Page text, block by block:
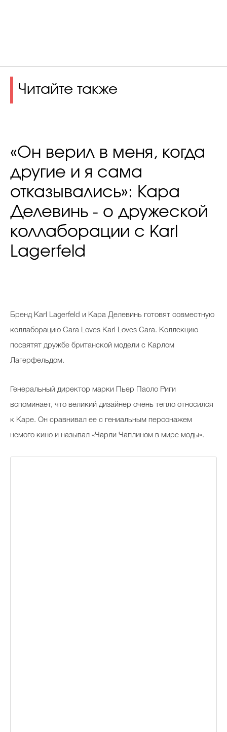
Читайте также
«Он верил в меня, когда
другие и я сама
отказывались»: Кара
Делевинь - о дружеской
коллаборации с Karl
Lagerfeld
Бренд Karl Lagerfeld и Кара Делевинь готовят совместную
коллаборацию Cara Loves Karl Loves Cara. Коллекцию
посвятят дружбе британской модели с Карлом
Лагерфельдом.
Генеральный директор марки Пьер Паоло Риги
вспоминает, что великий дизайнер очень тепло относился
к Каре. Он сравнивал ее с гениальным персонажем
немого кино и называл «Чарли Чаплином в мире моды».